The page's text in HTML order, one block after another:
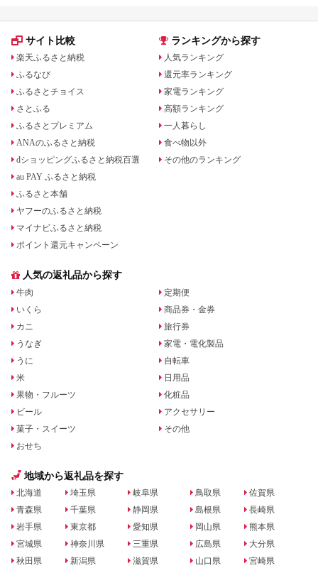
サイト比較
楽天ふるさと納税
ふるなび
ふるさとチョイス
さとふる
ふるさとプレミアム
ANAのふるさと納税
dショッピングふるさと納税百選
au PAY ふるさと納税
ふるさと本舗
ヤフーのふるさと納税
マイナビふるさと納税
ポイント還元キャンペーン
ランキングから探す
人気ランキング
還元率ランキング
家電ランキング
高額ランキング
一人暮らし
食べ物以外
その他のランキング
人気の返礼品から探す
牛肉
いくら
カニ
うなぎ
うに
米
果物・フルーツ
ビール
菓子・スイーツ
おせち
定期便
商品券・金券
旅行券
家電・電化製品
自転車
日用品
化粧品
アクセサリー
その他
地域から返礼品を探す
北海道
青森県
岩手県
宮城県
秋田県
埼玉県
千葉県
東京都
神奈川県
新潟県
岐阜県
静岡県
愛知県
三重県
滋賀県
鳥取県
島根県
岡山県
広島県
山口県
佐賀県
長崎県
熊本県
大分県
宮崎県